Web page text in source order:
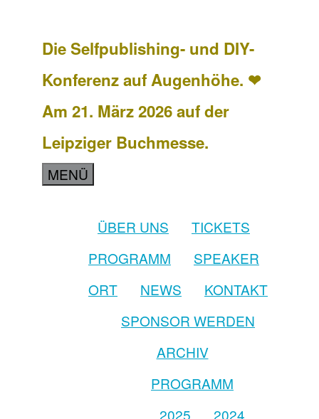
Die Selfpublishing- und DIY-
Konferenz auf Augenhöhe. ❤
Am 21. März 2026 auf der
Leipziger Buchmesse.
MENÜ
ÜBER UNS
TICKETS
PROGRAMM
SPEAKER
ORT
NEWS
KONTAKT
SPONSOR WERDEN
ARCHIV
PROGRAMM
2025
2024